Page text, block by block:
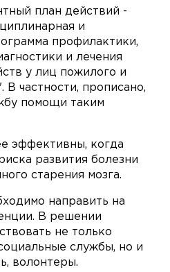
план действий -
и
профилактики,
и лечения
у лиц пожилого и
В частности, прописано,
помощи таким
эффективны, когда
развития болезни
старения мозга.
направить на
В решении
не только
службы, но и
волонтеры.